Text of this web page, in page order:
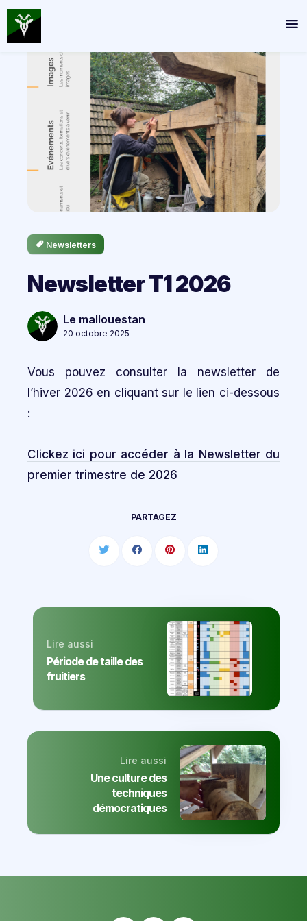
Newsletters
Newsletter T1 2026
Le mallouestan
20 octobre 2025
Vous pouvez consulter la newsletter de
l’hiver 2026 en cliquant sur le lien ci-dessous
:
Clickez ici pour accéder à la Newsletter du
premier trimestre de 2026
PARTAGEZ
Lire aussi
Période de taille des
fruitiers
Lire aussi
Une culture des
techniques
démocratiques